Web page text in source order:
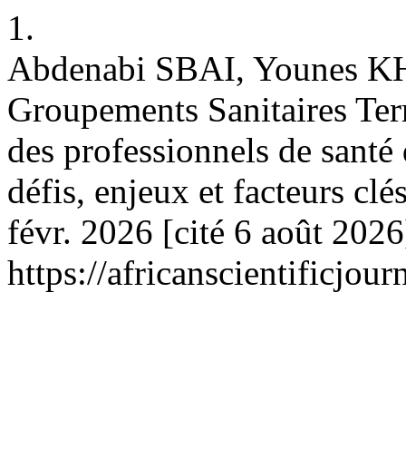
1.
Abdenabi SBAI, Younes
Groupements Sanitaires
des professionnels de
défis, enjeux et facteurs
févr. 2026 [cité 6 août
https://